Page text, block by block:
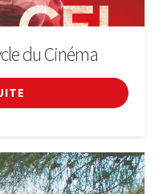
du Cinéma